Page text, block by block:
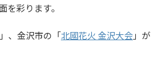
を彩ります。
」、金沢市の「北國花火 金沢大会」が